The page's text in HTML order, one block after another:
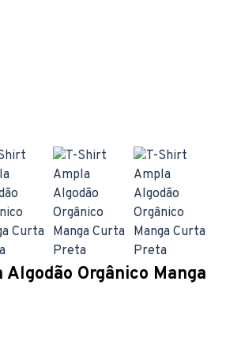
Orgânico Manga